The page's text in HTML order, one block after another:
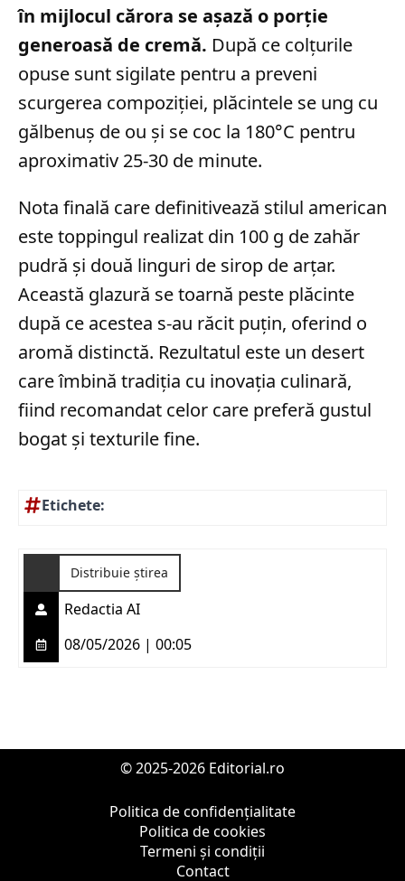
în mijlocul cărora se așază o porție
generoasă de cremă. După ce colțurile
opuse sunt sigilate pentru a preveni
scurgerea compoziției, plăcintele se ung cu
gălbenuș de ou și se coc la 180°C pentru
aproximativ 25-30 de minute.
Nota finală care definitivează stilul american
este toppingul realizat din 100 g de zahăr
pudră și două linguri de sirop de arțar.
Această glazură se toarnă peste plăcinte
după ce acestea s-au răcit puțin, oferind o
aromă distinctă. Rezultatul este un desert
care îmbină tradiția cu inovația culinară,
fiind recomandat celor care preferă gustul
bogat și texturile fine.
Etichete:
Distribuie știrea
Redactia AI
08/05/2026 | 00:05
© 2025-2026 Editorial.ro
Politica de confidențialitate
Politica de cookies
Termeni și condiții
Contact